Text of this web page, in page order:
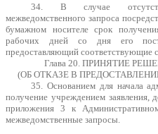
34. В случае
межведомственного запроса
бумажном носителе срок
рабочих дней со дня его
предоставляющий соответствующие
Глава 20. ПРИНЯТИЕ
(ОБ ОТКАЗЕ В
35. Основанием для начала
получение учреждением заявления,
приложения 3 к
межведомственные запросы.